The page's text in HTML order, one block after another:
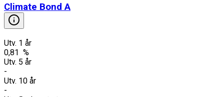
Climate Bond A
Utv. 1 år
0,81 %
Utv. 5 år
-
Utv. 10 år
-